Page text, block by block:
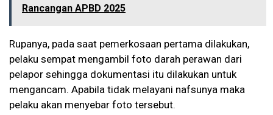
Rancangan APBD 2025
Rupanya, pada saat pemerkosaan pertama dilakukan,
pelaku sempat mengambil foto darah perawan dari
pelapor sehingga dokumentasi itu dilakukan untuk
mengancam. Apabila tidak melayani nafsunya maka
pelaku akan menyebar foto tersebut.